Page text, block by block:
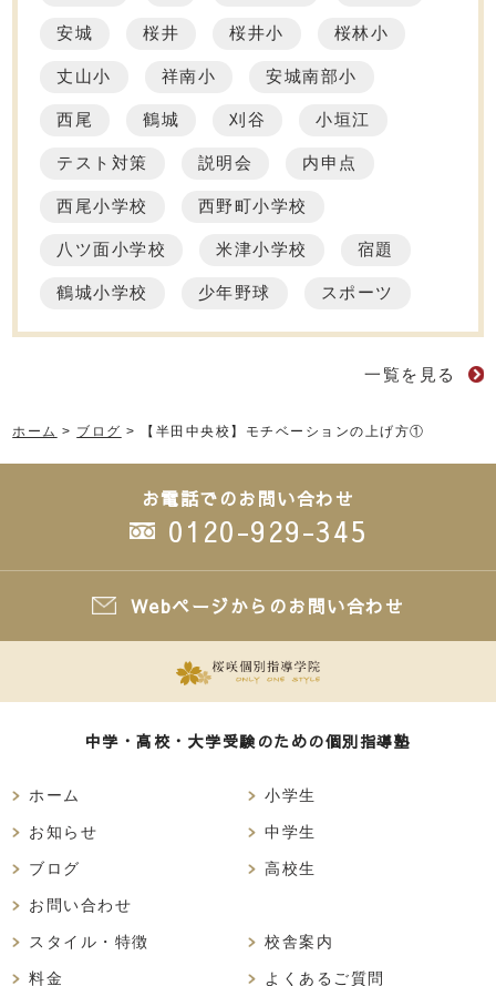
安城 桜井 桜井小 桜林小
丈山小 祥南小 安城南部小
西尾 鶴城 刈谷 小垣江
テスト対策 説明会 内申点
西尾小学校 西野町小学校
八ツ面小学校 米津小学校 宿題
鶴城小学校 少年野球 スポーツ
一覧を見る
ホーム > ブログ > 【半田中央校】モチベーションの上げ方①
お電話でのお問い合わせ
0120-929-345
Webページからのお問い合わせ
中学・高校・大学受験のための個別指導塾
ホーム
お知らせ
ブログ
お問い合わせ
小学生
中学生
高校生
スタイル・特徴
料金
校舎案内
よくあるご質問